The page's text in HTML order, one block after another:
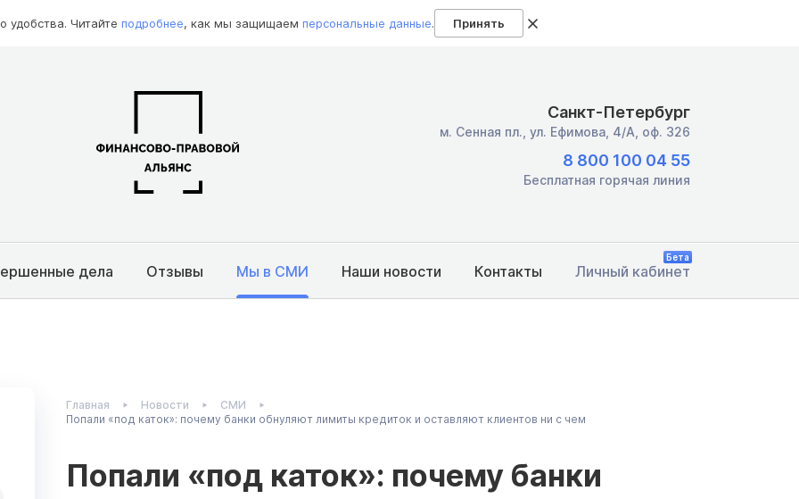
удобства. Читайте подробнее, как мы защищаем персональные данные. Принять
Санкт-Петербург
м. Сенная пл., ул. Ефимова, 4/А, оф. 326
8 800 100 04 55
Бесплатная горячая линия
дела Отзывы Мы в СМИ Наши новости Контакты Личный кабинет
Бета
Главная Новости
СМИ
Попали «под каток»: почему банки обнуляют лимиты кредиток и оставляют клиентов ни с чем
Попали «под каток»: почему банки